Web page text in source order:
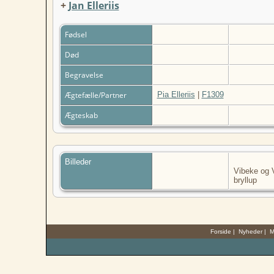
+ Jan Elleriis
Fødsel
Død
Begravelse
Ægtefælle/Partner
Pia Elleriis F1309
Ægteskab
Billeder
Vibeke og
bryllup
Forside | Nyheder|